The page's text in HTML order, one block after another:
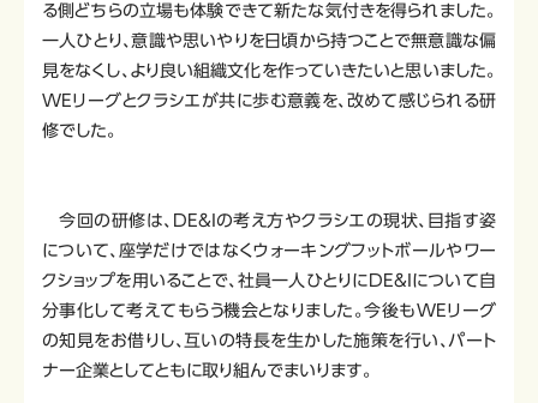
る側どちらの立場も体験できて新たな気付きを得られました。
一人ひとり、意識や思いやりを日頃から持つことで無意識な偏
見をなくし、より良い組織文化を作っていきたいと思いました。
WEリーグとクラシエが共に歩む意義を、改めて感じられる研
修でした。
今回の研修は、DE&Iの考え方やクラシエの現状、目指す姿
について、座学だけではなくウォーキングフットボールやワー
クショップを用いることで、社員一人ひとりにDE&Iについて自
分事化して考えてもらう機会となりました。今後もWEリーグ
の知見をお借りし、互いの特長を生かした施策を行い、パート
ナー企業としてともに取り組んでまいります。